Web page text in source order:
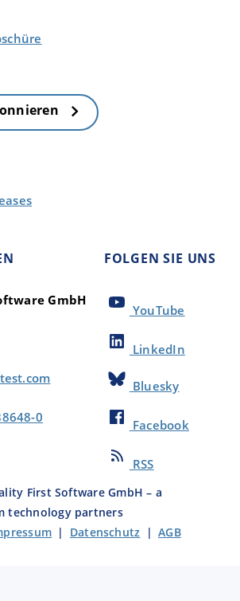
GmbH
0
FOLGEN SIE UNS
YouTube
LinkedIn
Bluesky
Facebook
RSS
First Software GmbH – a
technology partners
| Datenschutz |AGB